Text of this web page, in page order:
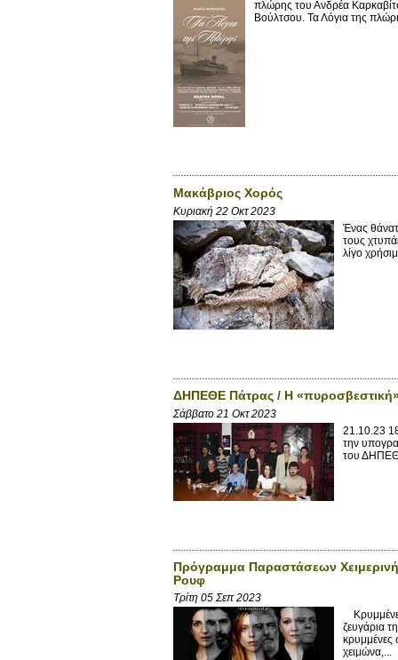
πλώρης του Ανδρέα
Βούλτσου. Τα Λόγια της
Μακάβριος Χορός
Κυριακή 22 Οκτ 2023
Ένας
τους
λίγο
ΔΗΠΕΘΕ Πάτρας / Η
Σάββατο 21 Οκτ 2023
21.10.23
την
του
Πρόγραμμα Παραστάσεων
Ρουφ
Τρίτη 05 Σεπ 2023
ζευγάρια
κρυμμένες
χειμώνα,...